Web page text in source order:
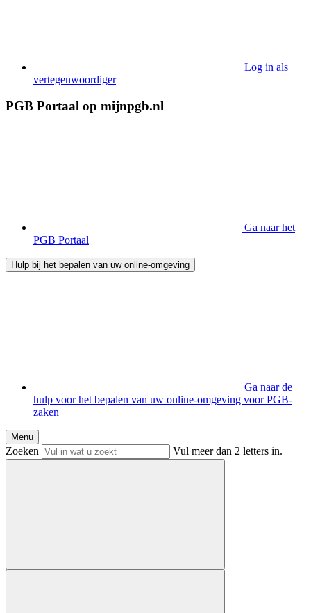
Log in als
vertegenwoordiger
PGB Portaal op mijnpgb.nl
Ga naar het
PGB Portaal
Hulp bij het bepalen van uw online-omgeving
Ga naar de
hulp voor het bepalen van uw online-omgeving voor PGB-
zaken
Menu
Zoeken Vul meer dan 2 letters in.